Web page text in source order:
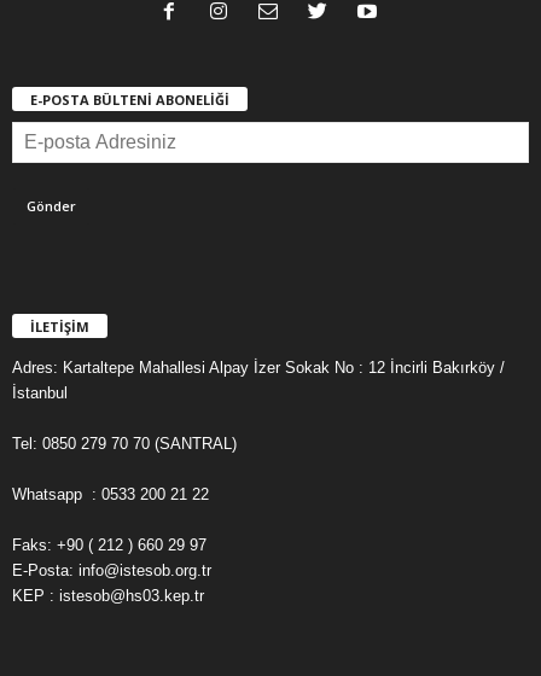
E-POSTA BÜLTENİ ABONELİĞİ
İLETİŞİM
Adres: Kartaltepe Mahallesi Alpay İzer Sokak No : 12 İncirli Bakırköy /
İstanbul
Tel: 0850 279 70 70 (SANTRAL)
Whatsapp : 0533 200 21 22
Faks: +90 ( 212 ) 660 29 97
E-Posta: info@istesob.org.tr
KEP : istesob@hs03.kep.tr